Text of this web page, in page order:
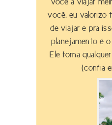
você, eu valorizo
de viajar e pra
planejamento é
Ele torna
(confia